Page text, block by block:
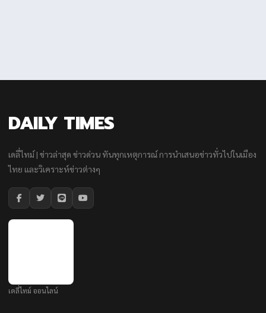
DAILY TIMES
เดลี่ไทม์ | ข่าวล่าสุด ข่าวด่วน ทันทุกเหตุการณ์ การนำเสนอข่าวทั่วไปในเมือง
ไทย และวิเคราะห์ข่าวต่างๆ
เดลี่ไทม์ ออนไลน์